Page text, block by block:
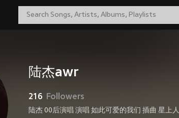
陆杰awr
216 Followers
陆杰 00后演唱 演唱 如此可爱的我们 插曲 星上人